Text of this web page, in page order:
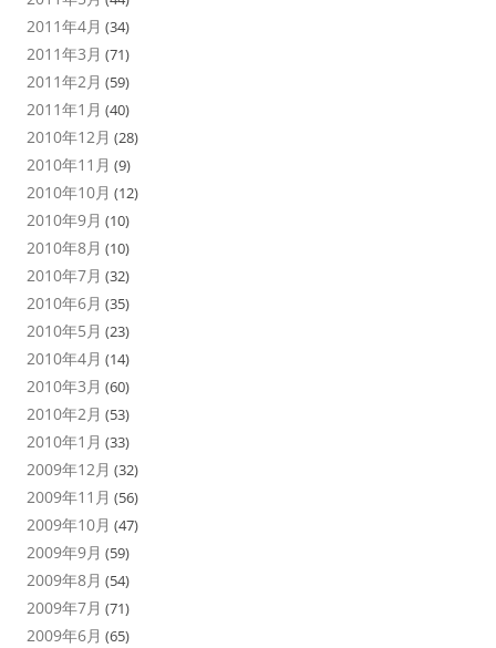
2011年4月 (34)
2011年3月 (71)
2011年2月 (59)
2011年1月 (40)
2010年12月 (28)
2010年11月 (9)
2010年10月 (12)
2010年9月 (10)
2010年8月 (10)
2010年7月 (32)
2010年6月 (35)
2010年5月 (23)
2010年4月 (14)
2010年3月 (60)
2010年2月 (53)
2010年1月 (33)
2009年12月 (32)
2009年11月 (56)
2009年10月 (47)
2009年9月 (59)
2009年8月 (54)
2009年7月 (71)
2009年6月 (65)